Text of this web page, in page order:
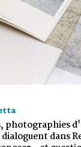
photographies
dans